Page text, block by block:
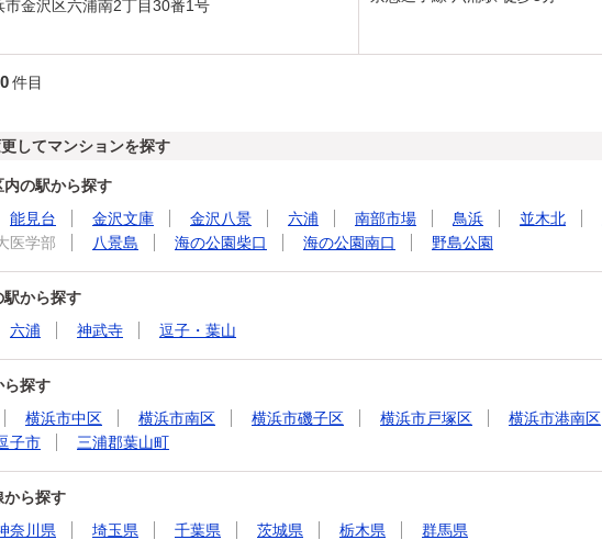
市金沢区六浦南2丁目30番1号
件目
してマンションを探す
の駅から探す
能見台 金沢文庫 金沢八景 六浦 南部市場 鳥浜 並木北
医学部 八景島 海の公園柴口 海の公園南口 野島公園
駅から探す
六浦 神武寺 逗子・葉山
ら探す
横浜市中区 横浜市南区 横浜市磯子区 横浜市戸塚区 横浜市港南区
子市 三浦郡葉山町
から探す
奈川県 埼玉県 千葉県 茨城県 栃木県 群馬県